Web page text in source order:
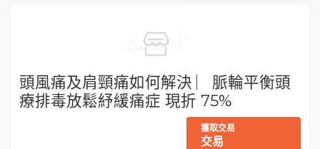
頭風痛及肩頸痛如何解決 ︳脈輪平衡頭
療排毒放鬆紓緩痛症 現折 75%
獲取交易
交易